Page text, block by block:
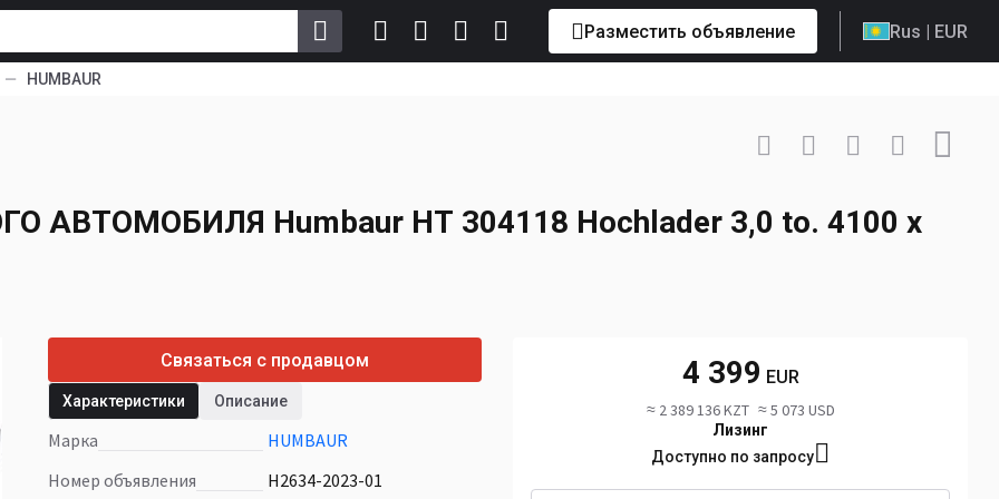
Разместить объявление Rus | EUR
HUMBAUR
+49 163 ... Показать
АВТОМОБИЛЯ Humbaur HT 304118 Hochlader 3,0 to. 4100 x
Связаться с продавцом
Характеристики Описание
Марка
HUMBAUR
Номер объявления
H2634-2023-01
4 399 EUR
≈ 2 389 136 KZT ≈ 5 073 USD
Лизинг
Доступно по запросу